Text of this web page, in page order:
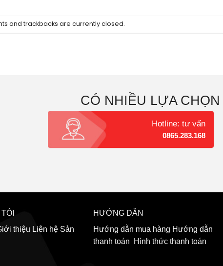
and trackbacks are currently closed.
CÓ NHIỀU LỰA
Hotline: tư vấn
0865.283.168
thiệu Liên hệ Sản
HƯỚNG DẪN
Hướng dẫn mua hàng Hướng dẫn
thanh toán
Hình thức thanh toán